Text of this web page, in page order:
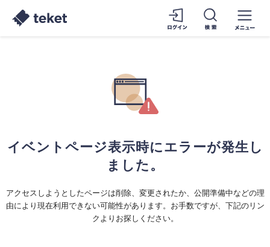
イベントページ表示時にエラーが発生し
ました。
アクセスしようとしたページは削除、変更されたか、公開準備中などの理
由により現在利用できない可能性があります。お手数ですが、下記のリン
クよりお探しください。